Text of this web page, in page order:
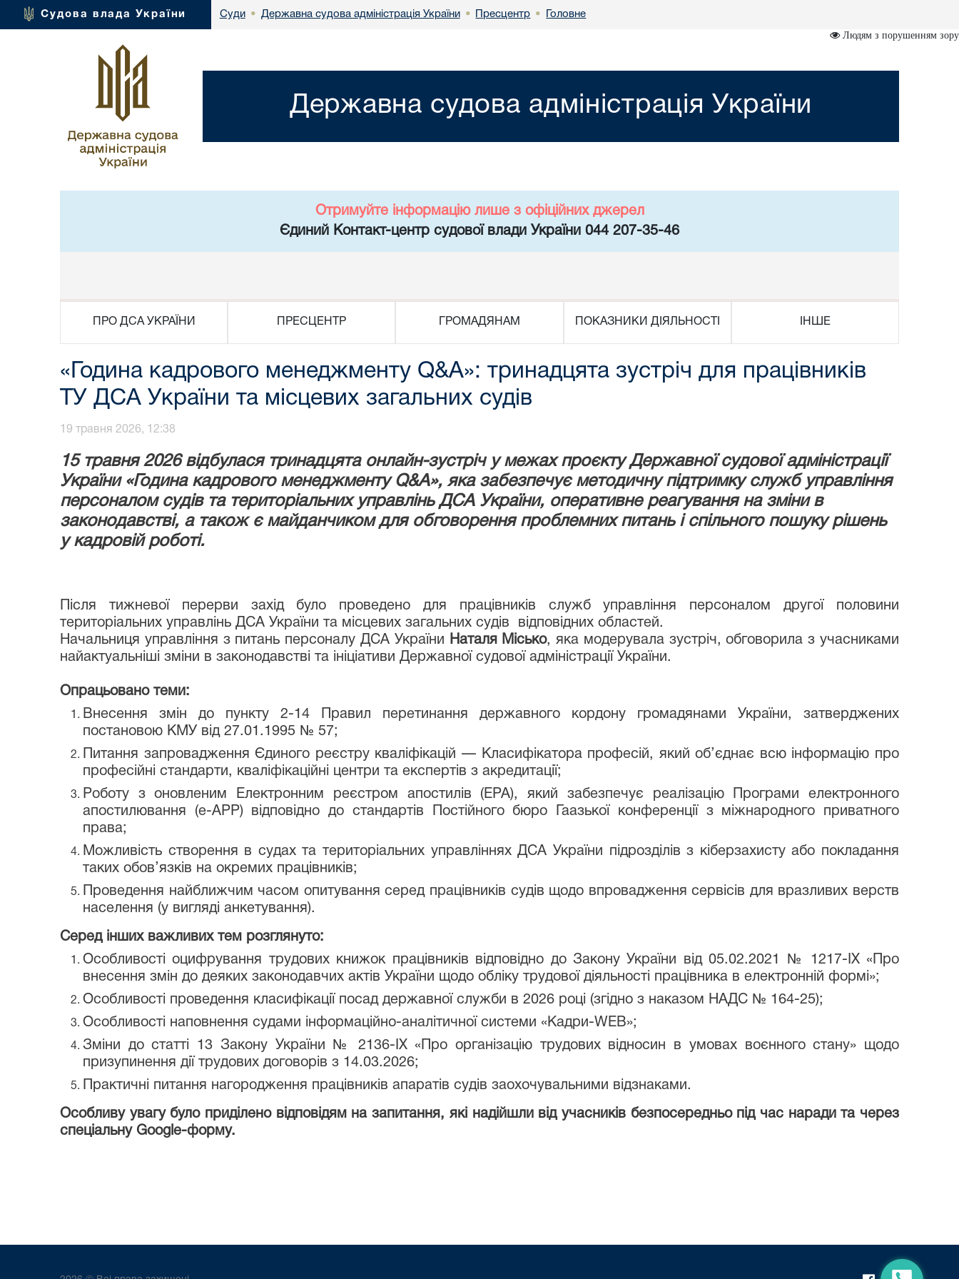
Судова влада України Суди • Державна судова адміністрація України • Пресцентр • Головне
Людям з порушенням зору
Державна судова адміністрація України
Отримуйте інформацію лише з офіційних джерел
Єдиний Контакт-центр судової влади України 044 207-35-46
ПРО ДСА УКРАЇНИ ПРЕСЦЕНТР ГРОМАДЯНАМ ПОКАЗНИКИ ДІЯЛЬНОСТІ ІНШЕ
«Година кадрового менеджменту Q&A»: тринадцята зустріч для працівників
ТУ ДСА України та місцевих загальних судів
19 травня 2026, 12:38
15 травня 2026 відбулася тринадцята онлайн-зустріч у межах проєкту Державної судової адміністрації
України «Година кадрового менеджменту Q&A», яка забезпечує методичну підтримку служб управління
персоналом судів та територіальних управлінь ДСА України, оперативне реагування на зміни в
законодавстві, а також є майданчиком для обговорення проблемних питань і спільного пошуку рішень
у кадровій роботі.
Після тижневої перерви захід було проведено для працівників служб управління персоналом другої половини
територіальних управлінь ДСА України та місцевих загальних судів відповідних областей.
Начальниця управління з питань персоналу ДСА України
Наталя Місько, яка модерувала зустріч, обговорила з учасниками
найактуальніші зміни в законодавстві та ініціативи Державної судової адміністрації України.
Опрацьовано теми:
Внесення змін до пункту 2-14 Правил перетинання державного кордону громадянами України, затверджених
постановою КМУ від 27.01.1995 № 57;
Питання запровадження Єдиного реєстру кваліфікацій — Класифікатора професій, який об’єднає всю інформацію про
професійні стандарти, кваліфікаційні центри та експертів з акредитації;
Роботу з оновленим Електронним реєстром апостилів (ЕРА), який забезпечує реалізацію Програми електронного
апостилювання (e-APP) відповідно до стандартів Постійного бюро Гаазької конференції з міжнародного приватного
права;
Можливість створення в судах та територіальних управліннях ДСА України підрозділів з кіберзахисту або покладання
таких обов’язків на окремих працівників;
Проведення найближчим часом опитування серед працівників судів щодо впровадження сервісів для вразливих верств
населення (у вигляді анкетування).
Серед інших важливих тем розглянуто:
Особливості оцифрування трудових книжок працівників відповідно до Закону України від 05.02.2021 № 1217-ІХ «Про
внесення змін до деяких законодавчих актів України щодо обліку трудової діяльності працівника в електронній формі»;
Особливості проведення класифікації посад державної служби в 2026 році (згідно з наказом НАДС № 164-25);
Особливості наповнення судами інформаційно-аналітичної системи «Кадри-WEB»;
Зміни до статті 13 Закону України № 2136-IX «Про організацію трудових відносин в умовах воєнного стану» щодо
призупинення дії трудових договорів з 14.03.2026;
Практичні питання нагородження працівників апаратів судів заохочувальними відзнаками.
Особливу увагу було приділено відповідям на запитання, які надійшли від учасників безпосередньо під час наради та через
спеціальну Google-форму.